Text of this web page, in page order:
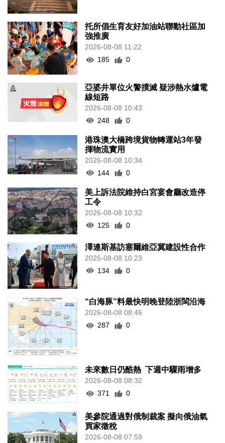
托所倡生育友好加油站聯動社區加
強推廣
2026-08-08 11:22
185
0
亞婆井單位火警撲滅 疑涉熱水爐電
線短路
2026-08-08 10:43
248
0
港珠澳大橋跨境貨物轉運站3年發
揮物流實用
2026-08-08 10:34
144
0
美上訴法院維持白宮宴會廳改造停
工令
2026-08-08 10:32
125
0
澤連斯基訪塞爾維亞冀建設性合作
2026-08-08 10:23
134
0
“白海豚”料最快明晚登陸浙閩沿海
2026-08-08 08:46
287
0
未來數日仍酷熱 下週中驟雨增多
2026-08-08 08:32
371
0
美參院通過對俄制裁案 擬向俄油氣
買家徵稅
2026-08-08 07:59